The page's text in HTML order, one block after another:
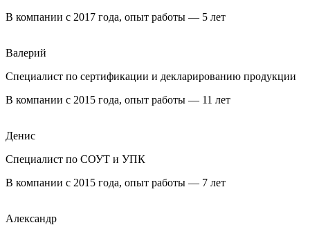
В компании с 2017 года, опыт работы — 5 лет
Валерий
Специалист по сертификации и декларированию продукции
В компании с 2015 года, опыт работы — 11 лет
Денис
Специалист по СОУТ и УПК
В компании с 2015 года, опыт работы — 7 лет
Александр